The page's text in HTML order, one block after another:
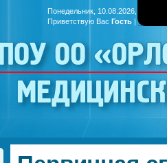
Понедельник, 10.08.2026, 16:12
Приветствую Вас Гость |RSS
ОО